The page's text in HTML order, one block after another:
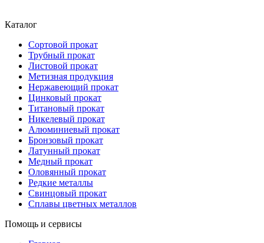
Каталог
Сортовой прокат
Трубный прокат
Листовой прокат
Метизная продукция
Нержавеющий прокат
Цинковый прокат
Титановый прокат
Никелевый прокат
Алюминиевый прокат
Бронзовый прокат
Латунный прокат
Медный прокат
Оловянный прокат
Редкие металлы
Свинцовый прокат
Сплавы цветных металлов
Помощь и сервисы